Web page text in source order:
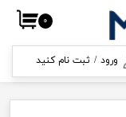
ورود / ثبت نام کنید
۰